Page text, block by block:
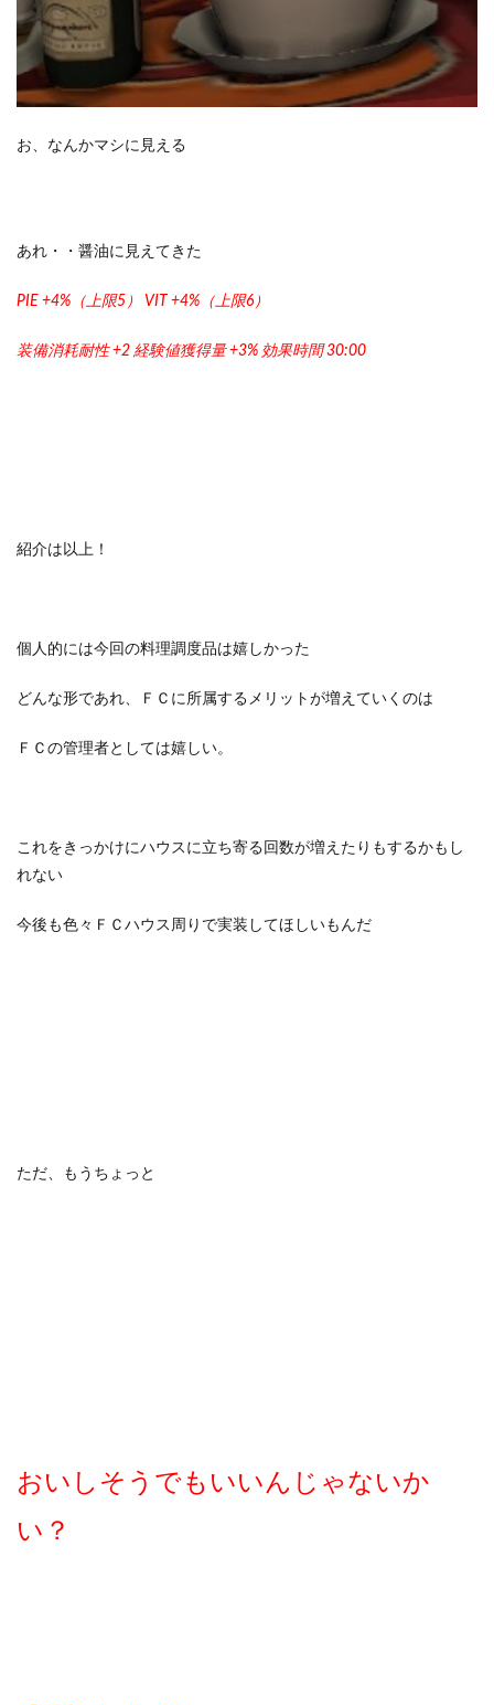
お、なんかマシに見える
あれ・・醤油に見えてきた
PIE +4%（上限5） VIT +4%（上限6）
装備消耗耐性 +2 経験値獲得量 +3% 効果時間 30:00
紹介は以上！
個人的には今回の料理調度品は嬉しかった
どんな形であれ、ＦＣに所属するメリットが増えていくのは
ＦＣの管理者としては嬉しい。
これをきっかけにハウスに立ち寄る回数が増えたりもするかもし
れない
今後も色々ＦＣハウス周りで実装してほしいもんだ
ただ、もうちょっと
おいしそうでもいいんじゃないか
い？